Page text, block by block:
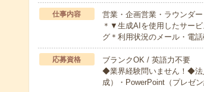
仕事内容
営業・企画営業・ラウンダー
＊▼生成AIを使用したサー
グ＊利用状況のメール・電
応募資格
ブランクOK / 英語力不要
◆業界経験問いません！◆法
成）・PowerPoint（プレゼ